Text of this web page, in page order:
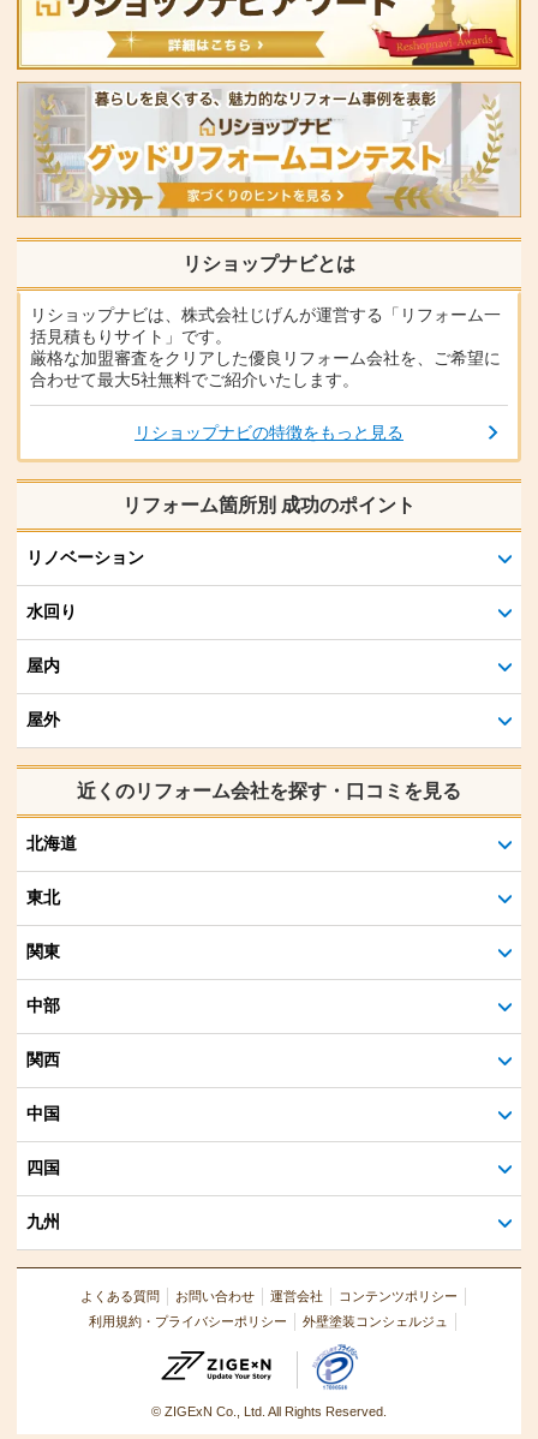
リショップナビとは
リショップナビは、株式会社じげんが運営する「リフォーム一
括見積もりサイト」です。
厳格な加盟審査をクリアした優良リフォーム会社を、ご希望に
合わせて最大5社無料でご紹介いたします。
リショップナビの特徴をもっと見る
リフォーム箇所別 成功のポイント
リノベーション
水回り
屋内
屋外
近くのリフォーム会社を探す・口コミを見る
北海道
東北
関東
中部
関西
中国
四国
九州
よくある質問 お問い合わせ 運営会社
コンテンツポリシー
利用規約・プライバシーポリシー
外壁塗装コンシェルジュ
© ZIGExN Co., Ltd. All Rights Reserved.